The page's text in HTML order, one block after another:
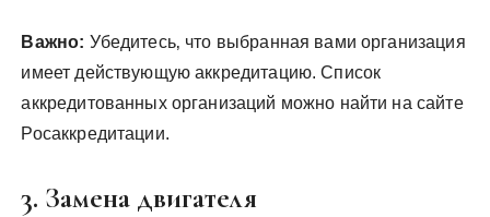
Важно: Убедитесь‚ что выбранная вами организация
имеет действующую аккредитацию. Список
аккредитованных организаций можно найти на сайте
Росаккредитации.
3. Замена двигателя